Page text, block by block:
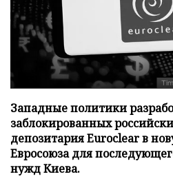
Западные политики
заблокированных
депозитария Euroclear в
Евросоюза для
нужд Киева.